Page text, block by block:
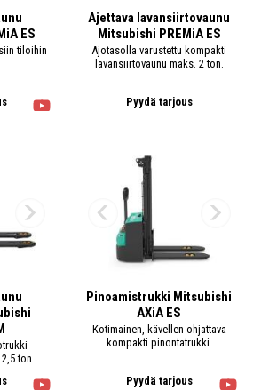
ES
tiloihin
Ajettava lavansiirtovaunu
Mitsubishi PREMiA ES
Ajotasolla varustettu kompakti
lavansiirtovaunu maks. 2 ton.
Pyydä tarjous
ton.
Pinoamistrukki Mitsubishi
AXiA ES
Kotimainen, kävellen ohjattava
kompakti pinontatrukki.
Pyydä tarjous